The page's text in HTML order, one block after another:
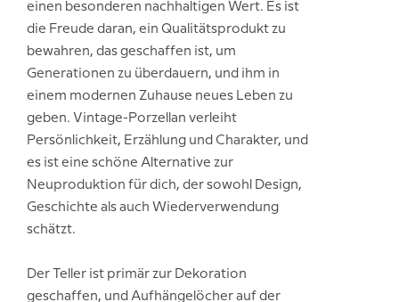
einen besonderen nachhaltigen Wert. Es ist
die Freude daran, ein Qualitätsprodukt zu
bewahren, das geschaffen ist, um
Generationen zu überdauern, und ihm in
einem modernen Zuhause neues Leben zu
geben. Vintage-Porzellan verleiht
Persönlichkeit, Erzählung und Charakter, und
es ist eine schöne Alternative zur
Neuproduktion für dich, der sowohl Design,
Geschichte als auch Wiederverwendung
schätzt.
Der Teller ist primär zur Dekoration
geschaffen, und Aufhängelöcher auf der